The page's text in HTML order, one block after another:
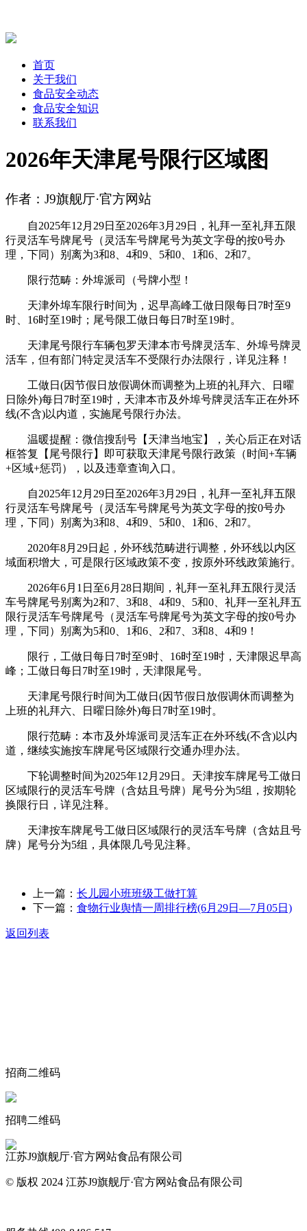
首页
关于我们
食品安全动态
食品安全知识
联系我们
2026年天津尾号限行区域图
作者：J9旗舰厅·官方网站
自2025年12月29日至2026年3月29日，礼拜一至礼拜五限
行灵活车号牌尾号（灵活车号牌尾号为英文字母的按0号办
理，下同）别离为3和8、4和9、5和0、1和6、2和7。
限行范畴：外埠派司（号牌小型！
天津外埠车限行时间为，迟早高峰工做日限每日7时至9
时、16时至19时；尾号限工做日每日7时至19时。
天津尾号限行车辆包罗天津本市号牌灵活车、外埠号牌灵
活车，但有部门特定灵活车不受限行办法限行，详见注释！
工做日(因节假日放假调休而调整为上班的礼拜六、日曜
日除外)每日7时至19时，天津本市及外埠号牌灵活车正在外环
线(不含)以内道，实施尾号限行办法。
温暖提醒：微信搜刮号【天津当地宝】，关心后正在对话
框答复【尾号限行】即可获取天津尾号限行政策（时间+车辆
+区域+惩罚），以及违章查询入口。
自2025年12月29日至2026年3月29日，礼拜一至礼拜五限
行灵活车号牌尾号（灵活车号牌尾号为英文字母的按0号办
理，下同）别离为3和8、4和9、5和0、1和6、2和7。
2020年8月29日起，外环线范畴进行调整，外环线以内区
域面积增大，可是限行区域政策不变，按原外环线政策施行。
2026年6月1日至6月28日期间，礼拜一至礼拜五限行灵活
车号牌尾号别离为2和7、3和8、4和9、5和0、礼拜一至礼拜五
限行灵活车号牌尾号（灵活车号牌尾号为英文字母的按0号办
理，下同）别离为5和0、1和6、2和7、3和8、4和9！
限行，工做日每日7时至9时、16时至19时，天津限迟早高
峰；工做日每日7时至19时，天津限尾号。
天津尾号限行时间为工做日(因节假日放假调休而调整为
上班的礼拜六、日曜日除外)每日7时至19时。
限行范畴：本市及外埠派司灵活车正在外环线(不含)以内
道，继续实施按车牌尾号区域限行交通办理办法。
下轮调整时间为2025年12月29日。天津按车牌尾号工做日
区域限行的灵活车号牌（含姑且号牌）尾号分为5组，按期轮
换限行日，详见注释。
天津按车牌尾号工做日区域限行的灵活车号牌（含姑且号
牌）尾号分为5组，具体限几号见注释。
上一篇： 长儿园小班班级工做打算
下一篇： 食物行业舆情一周排行榜(6月29日—7月05日)
返回列表
招商二维码
招聘二维码
江苏J9旗舰厅·官方网站食品有限公司
© 版权 2024 江苏J9旗舰厅·官方网站食品有限公司